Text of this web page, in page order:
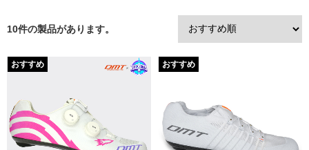
10件の製品があります。
おすすめ おすすめ